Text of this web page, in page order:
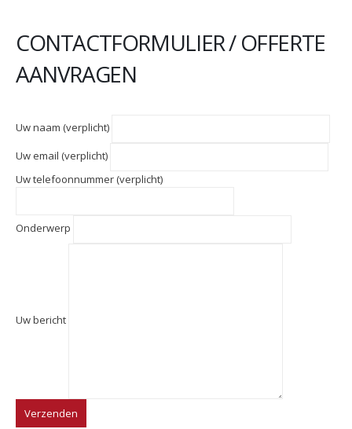
CONTACTFORMULIER / OFFERTE
AANVRAGEN
Uw naam (verplicht)
Uw email (verplicht)
Uw telefoonnummer (verplicht)
Onderwerp
Uw bericht